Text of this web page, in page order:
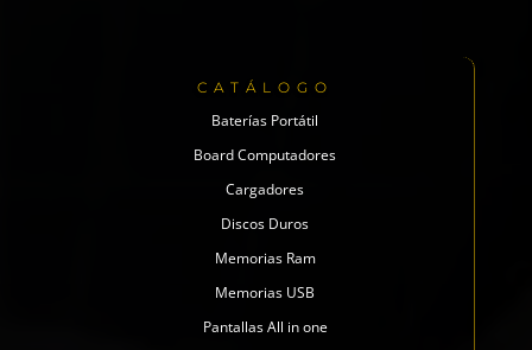
CATÁLOGO
Baterías Portátil
Board Computadores
Cargadores
Discos Duros
Memorias Ram
Memorias USB
Pantallas All in one